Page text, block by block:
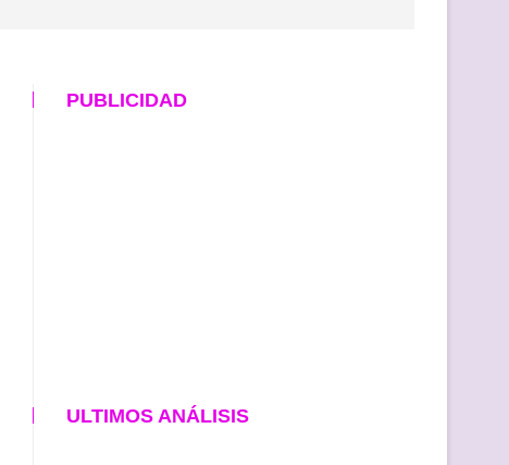
PUBLICIDAD
ULTIMOS ANÁLISIS